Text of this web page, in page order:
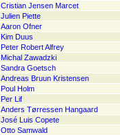
Cristian Jensen Marcet
Julien Piette
Aaron Ofner
Kim Duus
Peter Robert Alfrey
Michal Zawadzki
Sandra Goetsch
Andreas Bruun Kristensen
Poul Holm
Per Lif
Anders Tørressen Hangaard
José Luis Copete
Otto Samwald